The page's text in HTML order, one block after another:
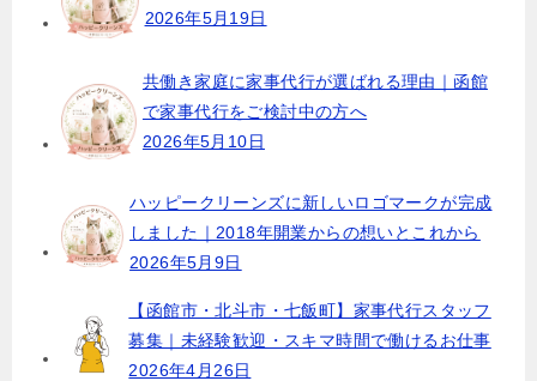
2026年5月19日
共働き家庭に家事代行が選ばれる理由｜函館
で家事代行をご検討中の方へ
2026年5月10日
ハッピークリーンズに新しいロゴマークが完成
しました｜2018年開業からの想いとこれから
2026年5月9日
【函館市・北斗市・七飯町】家事代行スタッフ
募集｜未経験歓迎・スキマ時間で働けるお仕事
2026年4月26日